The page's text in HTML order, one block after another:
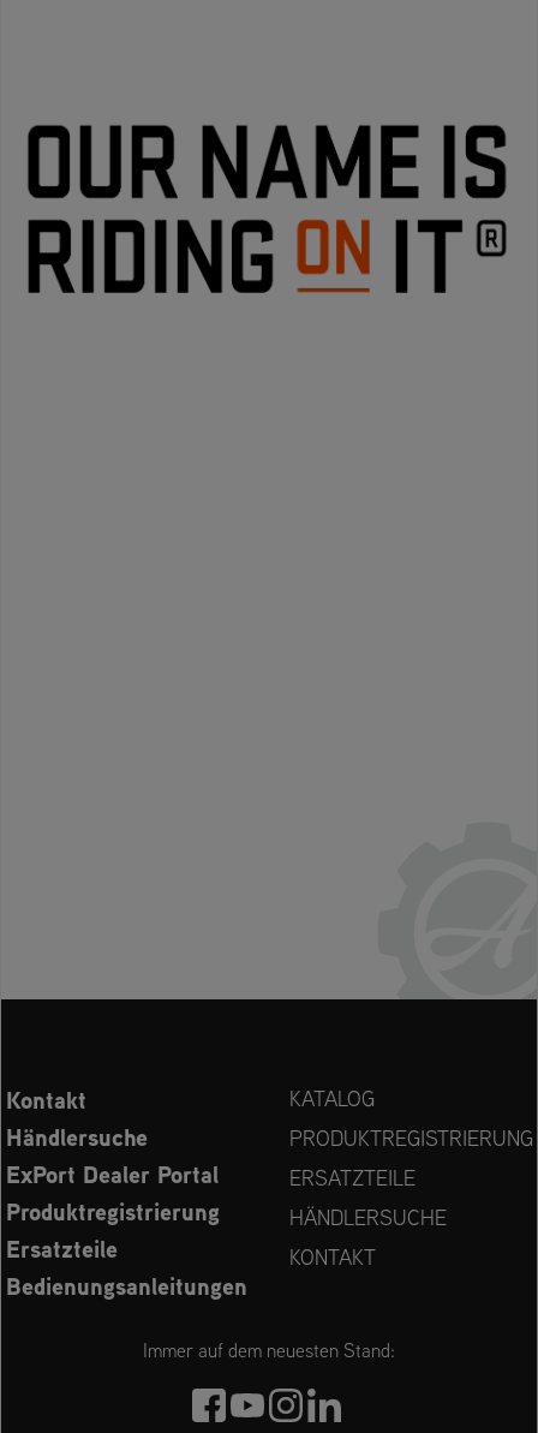
Kontakt
Händlersuche
ExPort Dealer Portal
Produktregistrierung
Ersatzteile
Bedienungsanleitungen
KATALOG
PRODUKTREGISTRIERUNG
ERSATZTEILE
HÄNDLERSUCHE
KONTAKT
Immer auf dem neuesten Stand: